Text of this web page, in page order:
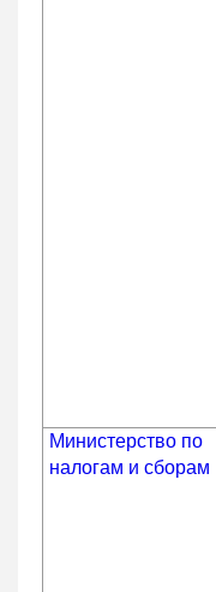
Министерство по
налогам и сборам